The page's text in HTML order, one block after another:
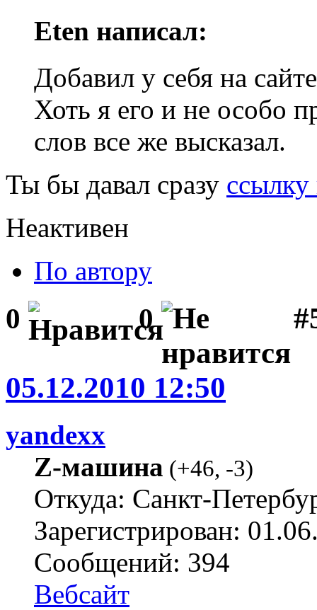
Eten написал:
Добавил у себя на
Хоть я его и не особо
слов все же высказал.
Ты бы давал сразу ссылку
Неактивен
По автору
0 0
05.12.2010 12:50
yandexx
Z-машина (+46, -3)
Откуда: Санкт-
Зарегистрирован:
Сообщений: 394
Вебсайт